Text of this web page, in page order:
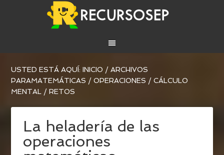
USTED ESTÁ AQUÍ:INICIO / ARCHIVOS
PARAMATEMÁTICAS / OPERACIONES / CÁLCULO
MENTAL / RETOS
La heladería de las
operaciones